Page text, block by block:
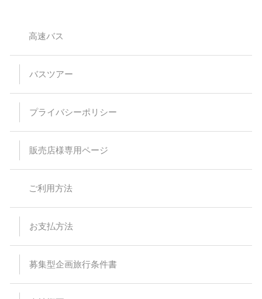
す。
【バスプランについて】
います。当日、集合場所にお越しなられても、お断りさせてい
乗車・下車場所は事前予約が必要です。（予約のない乗下車地
乳児（0～1歳）の方はバス乗車中のシートベルト着用が困難な
予約時の集客状況によりご希望の乗下車地をお取りすることが
特に記載のない限り、バス車内にトイレはついておりません。
バスの乗車運賃は予告なく変更になる場合があります。予約受
付後または旅行代金をお支払い頂いた後に運賃が変更された場
ちすることは出来ません。停留所または集合場所に時間までに
お見えにならない場合でもバス乗務員及び受付係員からのご連
場所にて停留所の案内を致します。尚、受付を済ませた後でも
来ません。
高速バス
バスツアー
プライバシーポリシー
販売店様専用ページ
ご利用方法
お支払方法
募集型企画旅行条件書